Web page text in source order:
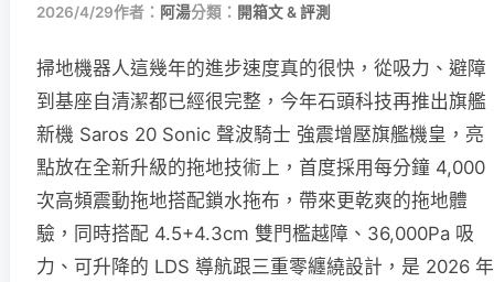
2026/4/29作者： 阿湯分類： 開箱文 & 評測
掃地機器人這幾年的進步速度真的很快，從吸力、避障
到基座自清潔都已經很完整，今年石頭科技再推出旗艦
新機 Saros 20 Sonic 聲波騎士 強震增壓旗艦機皇，亮
點放在全新升級的拖地技術上，首度採用每分鐘 4,000
次高頻震動拖地搭配鎖水拖布，帶來更乾爽的拖地體
驗，同時搭配 4.5+4.3cm 雙門檻越障、36,000Pa 吸
力、可升降的 LDS 導航跟三重零纏繞設計，是 2026 年